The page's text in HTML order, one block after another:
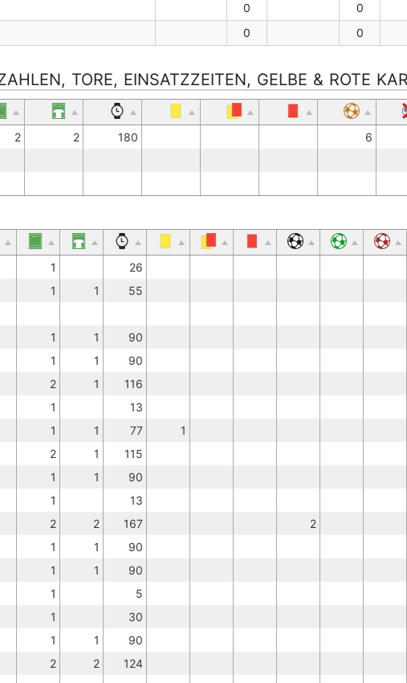
0 0
0 0
TORE, EINSATZZEITEN, GELBE & ROTE
2 2 180
6
1
26
1 1
55
1 1
90
1 1
90
2 1
116
1
13
1 1 77
1
2 1
115
1 1
90
1
13
2 2 167
2
1 1 90
1 1
90
1
5
1
30
1 1 90
2 2
124